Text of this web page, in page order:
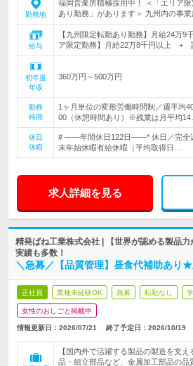
勤務地
福岡営業所積極採用中！ ＜「エリア
あり勤務」があります＞ 九州内の事業
給与
【九州限定転勤あり勤務】月給24万
ア限定勤務】月給22万8千円以上 +
初年度
年収
360万円～500万円
勤務
時間
1ヶ月単位の変形労働時間制／週平均
00（休憩時間あり）※残業は月平均
休日
休暇
# ――年間休日122日――* 休日／完全
末年始休暇有給休暇（平均取得日…
求人詳細を見る
精発ばね工業株式会社 | 【世界が認める製品
実績も多数！
＼急募／【品質管理】昼食代補助あり
正社員 業種未経験OK 急募 転勤なし
女性のおしごと掲載中
情報更新日：2026/07/21 終了予定日： 2026/10/19
【国内外で活躍する製品の製造を支
品・組立部品など、金属加工部品の品